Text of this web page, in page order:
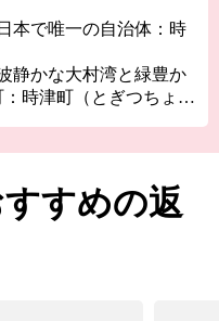
本で唯一の自治体：時
静かな大村湾と緑豊か
時津町（とぎつちょ
ています。「時つ」と
しいこと」「めでたい
した。また「津」には
があります。つまり、
すめの返